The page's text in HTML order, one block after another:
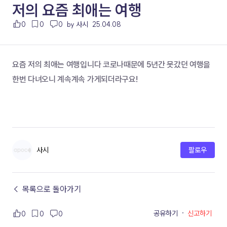
저의 요즘 최애는 여행
0 0 0 by 사시 25.04.08
요즘 저의 최애는 여행입니다 코로나때문에 5년간 못갔던 여행을
한번 다녀오니 계속계속 가게되더라구요!
사시 팔로우
← 목록으로 돌아가기
0 0 0 공유하기 · 신고하기